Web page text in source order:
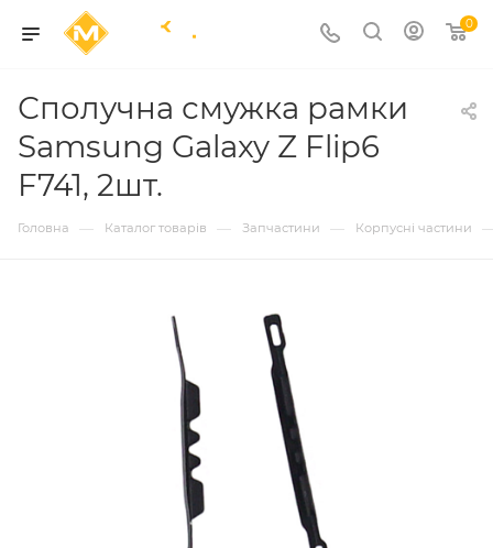
0
Сполучна смужка рамки
Samsung Galaxy Z Flip6
F741, 2шт.
Головна — Каталог товарів — Запчастини — Корпусні частини